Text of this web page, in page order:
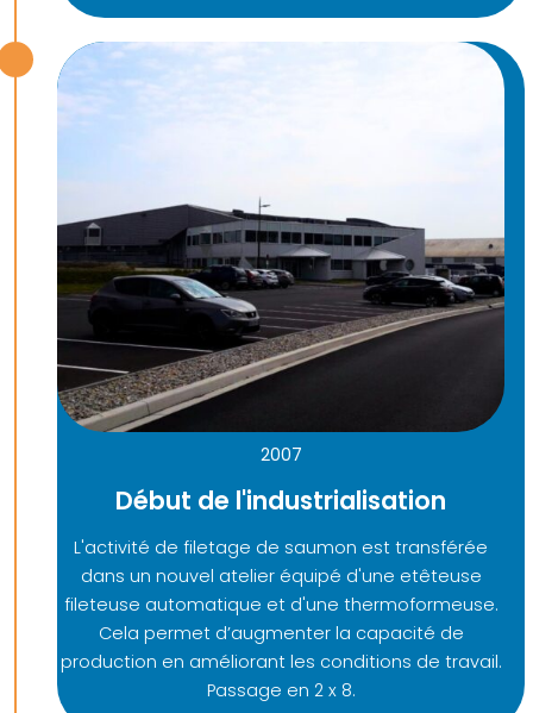
2007
Début de l'industrialisation
L'activité de filetage de saumon est transférée
dans un nouvel atelier équipé d'une etêteuse
fileteuse automatique et d'une thermoformeuse.
Cela permet d’augmenter la capacité de
production en améliorant les conditions de travail.
Passage en 2 x 8.